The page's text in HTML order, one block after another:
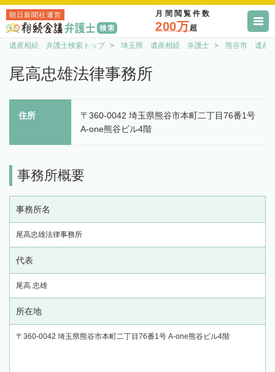
朝日新聞社運営 月間閲覧件数
200万超
遺産相続 弁護士検索トップ 埼玉県 遺産相続 弁護士 熊谷市 遺産
尾高忠雄法律事務所
住所
〒360-0042 埼玉県熊谷市本町二丁目76番1号
A-one熊谷ビル4階
事務所概要
事務所名
尾高忠雄法律事務所
代表
尾高 忠雄
所在地
〒360-0042 埼玉県熊谷市本町二丁目76番1号 A-one熊谷ビル4階